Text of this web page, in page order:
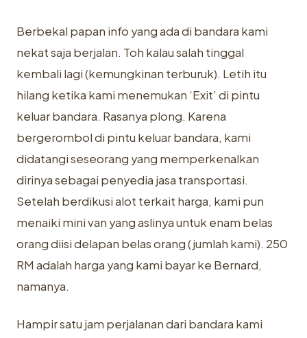
Berbekal papan info yang ada di bandara kami
nekat saja berjalan. Toh kalau salah tinggal
kembali lagi (kemungkinan terburuk). Letih itu
hilang ketika kami menemukan ‘Exit’ di pintu
keluar bandara. Rasanya plong. Karena
bergerombol di pintu keluar bandara, kami
didatangi seseorang yang memperkenalkan
dirinya sebagai penyedia jasa transportasi.
Setelah berdikusi alot terkait harga, kami pun
menaiki mini van yang aslinya untuk enam belas
orang diisi delapan belas orang (jumlah kami). 250
RM adalah harga yang kami bayar ke Bernard,
namanya.
Hampir satu jam perjalanan dari bandara kami